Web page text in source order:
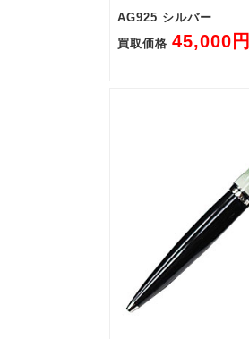
AG925 シルバー
買取価格 45,000円